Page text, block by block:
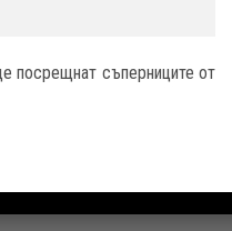
посрещнат съперниците от